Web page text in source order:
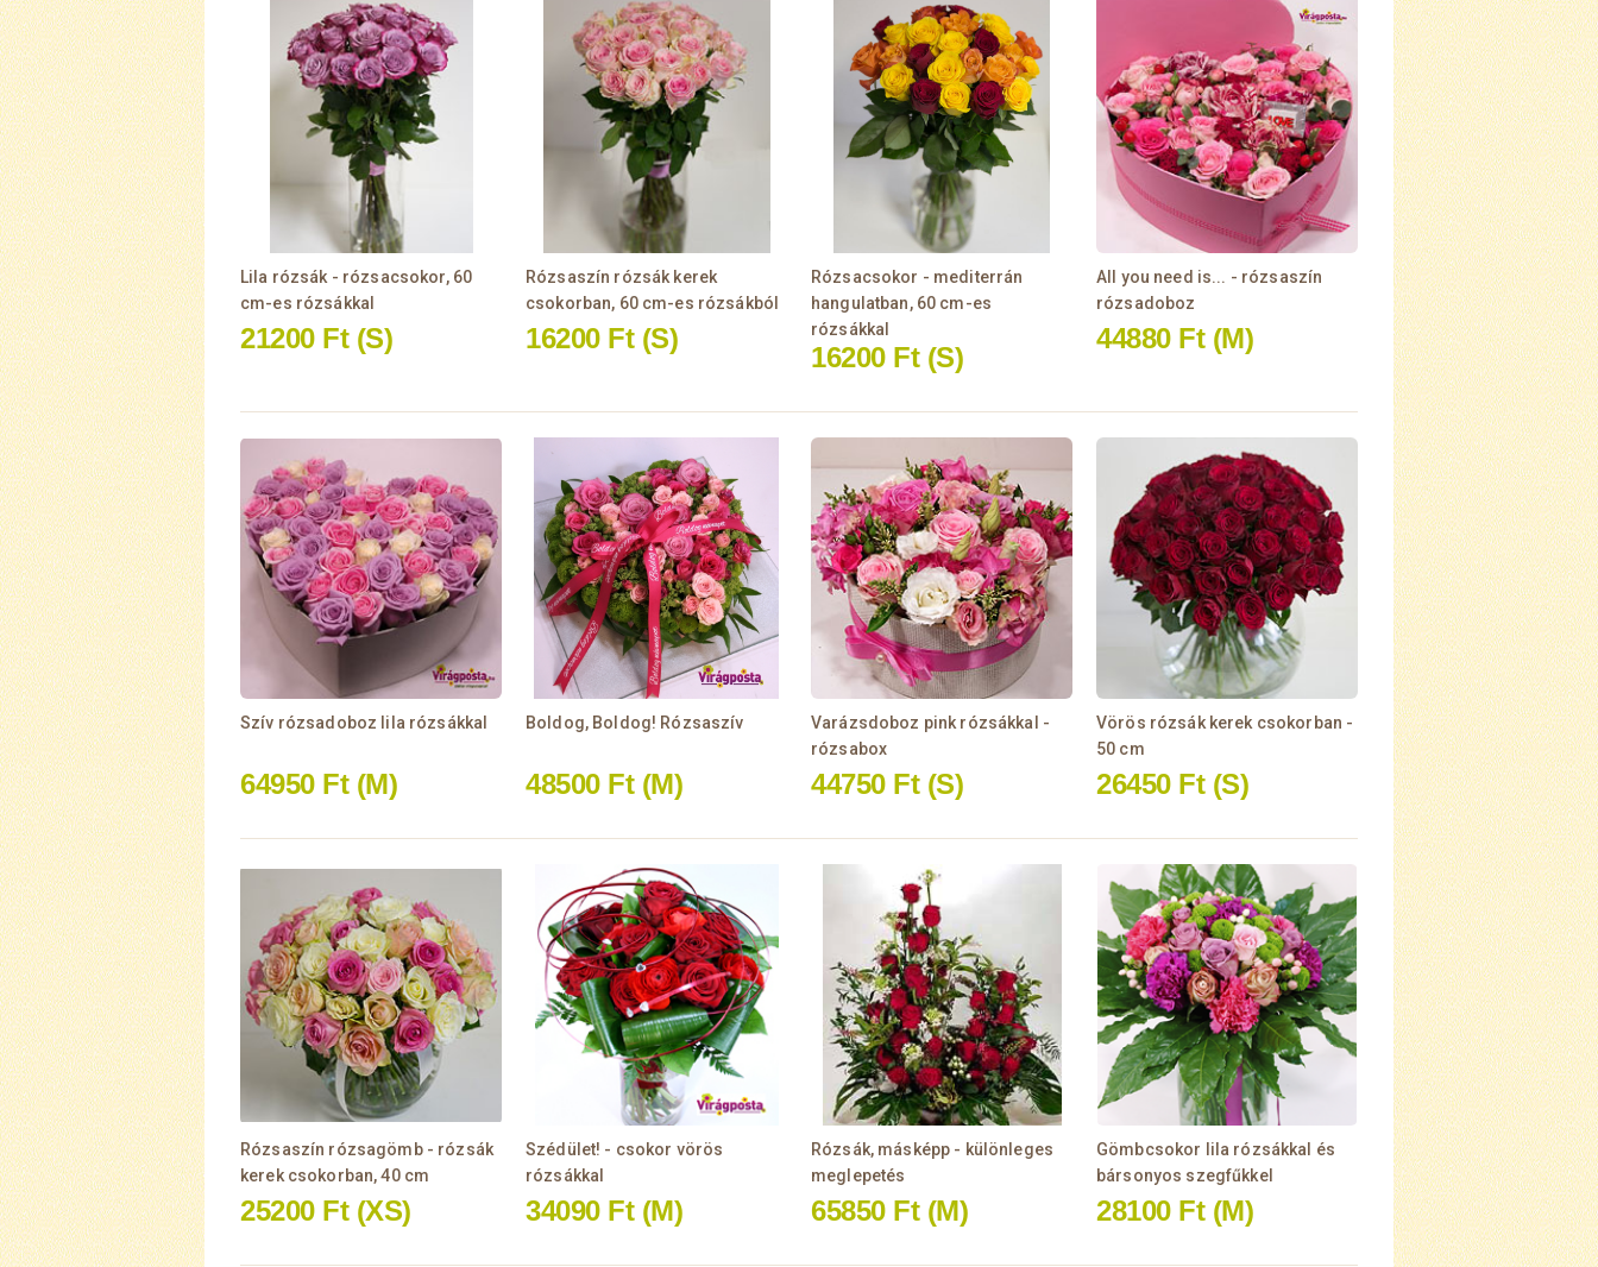
Lila rózsák - rózsacsokor, 60
cm-es rózsákkal
21200 Ft (S)
Rózsaszín rózsák kerek
csokorban, 60 cm-es rózsákból
16200 Ft (S)
Rózsacsokor - mediterrán
hangulatban, 60 cm-es
rózsákkal
16200 Ft (S)
All you need is... - rózsaszín
rózsadoboz
44880 Ft (M)
Szív rózsadoboz lila rózsákkal
64950 Ft (M)
Boldog, Boldog! Rózsaszív
48500 Ft (M)
Varázsdoboz pink rózsákkal -
rózsabox
44750 Ft (S)
Vörös rózsák kerek csokorban -
50 cm
26450 Ft (S)
Rózsaszín rózsagömb - rózsák
kerek csokorban, 40 cm
25200 Ft (XS)
Szédület! - csokor vörös
rózsákkal
34090 Ft (M)
Rózsák, másképp - különleges
meglepetés
65850 Ft (M)
Gömbcsokor lila rózsákkal és
bársonyos szegfűkkel
28100 Ft (M)